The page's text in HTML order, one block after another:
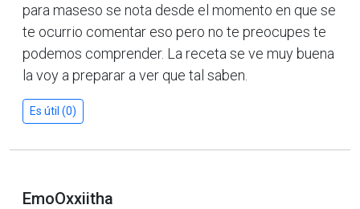
para maseso se nota desde el momento en que se
te ocurrio comentar eso pero no te preocupes te
podemos comprender. La receta se ve muy buena
la voy a preparar a ver que tal saben.
Es útil (0)
EmoOxxiitha